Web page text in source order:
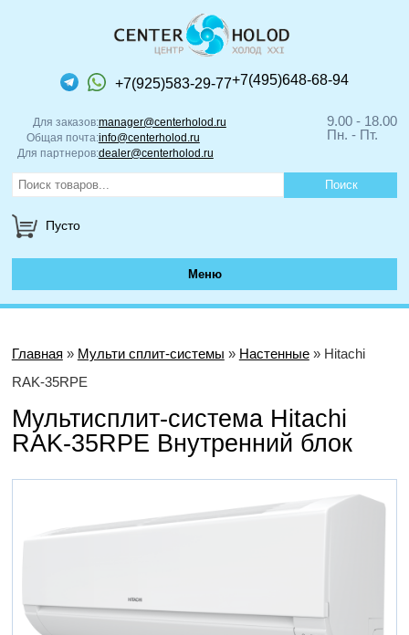
+7(925)583-29-77+7(495)648-68-94
Для заказов:manager@centerholod.ru
Общая почта:info@centerholod.ru
Для партнеров:dealer@centerholod.ru
9.00 - 18.00
Пн. - Пт.
Пусто
Меню
Главная » Мульти сплит-системы » Настенные» Hitachi
RAK-35RPE
Мультисплит-система Hitachi
RAK-35RPE Внутренний блок